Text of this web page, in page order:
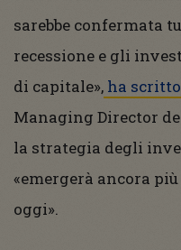
sarebbe confermata
recessione e gli
di capitale», ha
Managing Director
la strategia degli
«emergerà ancora
oggi».